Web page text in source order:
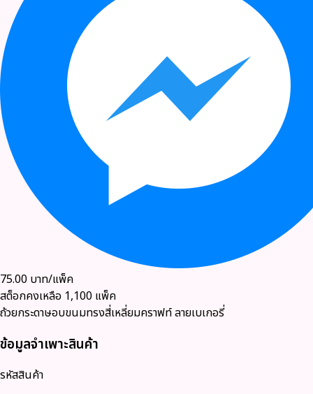
75.00 บาท/แพ็ค
สต็อกคงเหลือ 1,100 แพ็ค
ถ้วยกระดาษอบขนมทรงสี่เหลี่ยมคราฟท์ ลายเบเกอรี่
ข้อมูลจำเพาะสินค้า
รหัสสินค้า